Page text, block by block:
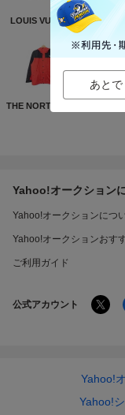
LOUIS VUITTON
THE NORTH FACE
Yahoo!オークション
Yahoo!オークションにつ
Yahoo!オークションおす
ご利用ガイド
公式アカウント
Yahoo!
Yahoo!
あとで